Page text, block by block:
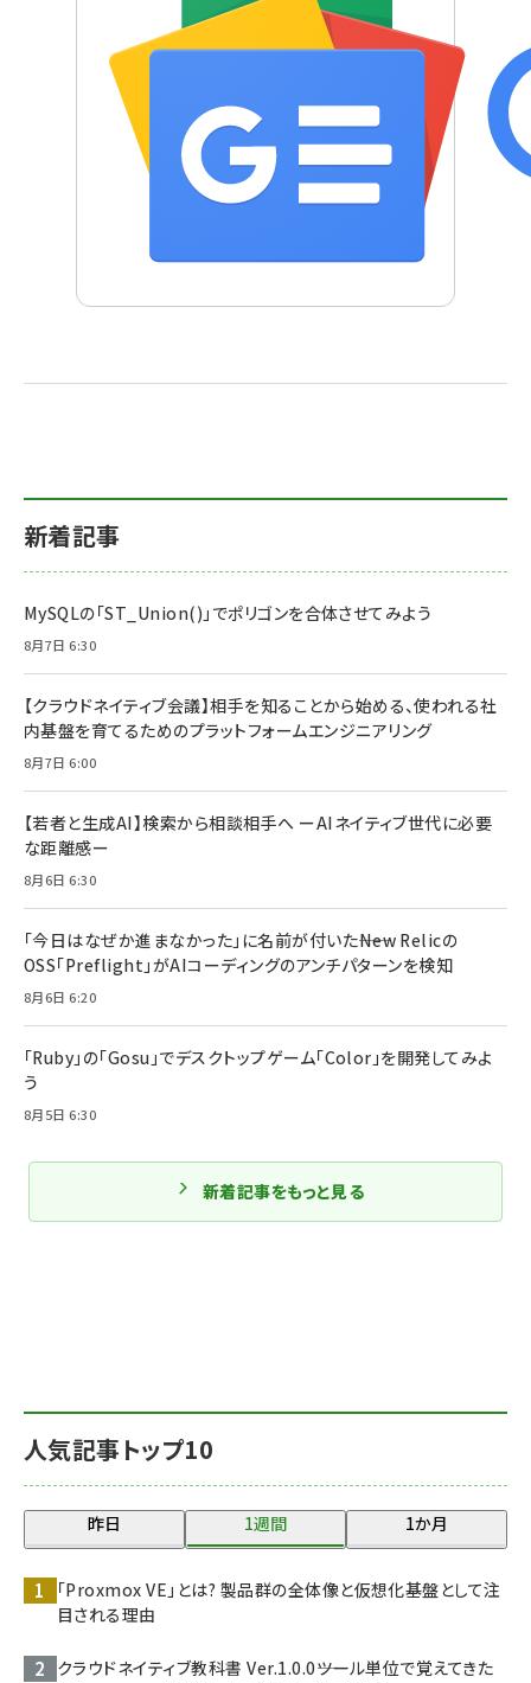
人気記事トップ10
昨日 1週間 1か月
「Proxmox VE」とは? 製品群の全体像と仮想化基盤として注
目される理由
クラウドネイティブ教科書 Ver.1.0.0――ツール単位で覚えてきた
新着記事
MySQLの「ST_Union()」でポリゴンを合体させてみよう
8月7日 6:30
【クラウドネイティブ会議】相手を知ることから始める、使われる社
内基盤を育てるためのプラットフォームエンジニアリング
8月7日 6:00
【若者と生成AI】検索から相談相手へ ーAIネイティブ世代に必要
な距離感ー
8月6日 6:30
「今日はなぜか進まなかった」に名前が付いた――New Relicの
OSS「Preflight」がAIコーディングのアンチパターンを検知
8月6日 6:20
「Ruby」の「Gosu」でデスクトップゲーム「Color」を開発してみよ
う
8月5日 6:30
新着記事をもっと見る